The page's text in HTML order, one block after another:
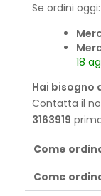
Se ordini oggi:
18
Hai bisogno
Contatta il
3163919
Come
Come